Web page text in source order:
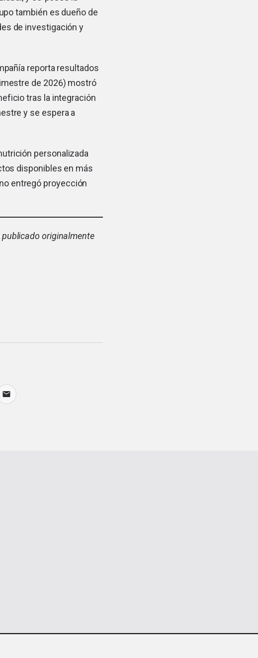
también es dueño de
de investigación y
reporta resultados
de 2026) mostró
tras la integración
y se espera a
personalizada
disponibles en más
entregó proyección
publicado originalmente